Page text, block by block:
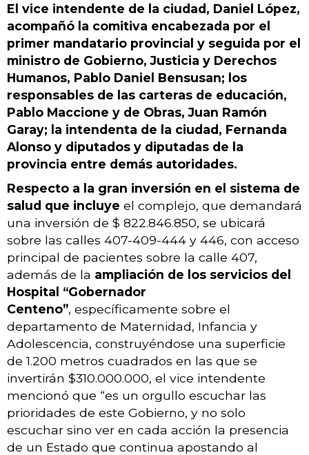
El vice intendente de la ciudad, Daniel López,
acompañó la comitiva encabezada por el
primer mandatario provincial y seguida por el
ministro de Gobierno, Justicia y Derechos
Humanos, Pablo Daniel Bensusan; los
responsables de las carteras de educación,
Pablo Maccione y de Obras, Juan Ramón
Garay; la intendenta de la ciudad, Fernanda
Alonso y diputados y diputadas de la
provincia entre demás autoridades.
Respecto a la gran inversión en el sistema de
salud que incluye el complejo, que demandará
una inversión de $ 822.846.850, se ubicará
sobre las calles 407-409-444 y 446, con acceso
principal de pacientes sobre la calle 407,
además de la ampliación de los servicios del
Hospital “Gobernador
Centeno”, específicamente sobre el
departamento de Maternidad, Infancia y
Adolescencia, construyéndose una superficie
de 1.200 metros cuadrados en las que se
invertirán $310.000.000, el vice intendente
mencionó que “es un orgullo escuchar las
prioridades de este Gobierno, y no solo
escuchar sino ver en cada acción la presencia
de un Estado que continua apostando al